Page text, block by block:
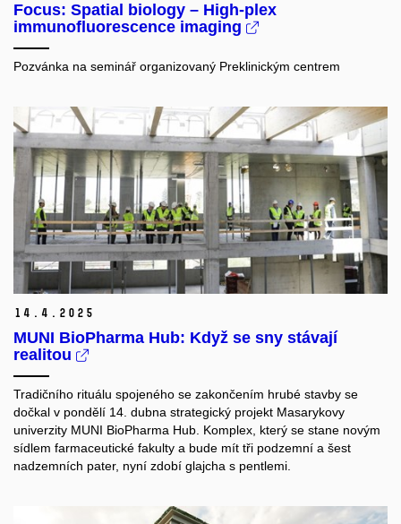
Focus: Spatial biology – High-plex
immunofluorescence imaging
Pozvánka na seminář organizovaný Preklinickým centrem
14. 4. 2025
MUNI BioPharma Hub: Když se sny stávají
realitou
Tradičního rituálu spojeného se zakončením hrubé stavby se
dočkal v pondělí 14. dubna strategický projekt Masarykovy
univerzity MUNI BioPharma Hub. Komplex, který se stane novým
sídlem farmaceutické fakulty a bude mít tři podzemní a šest
nadzemních pater, nyní zdobí glajcha s pentlemi.